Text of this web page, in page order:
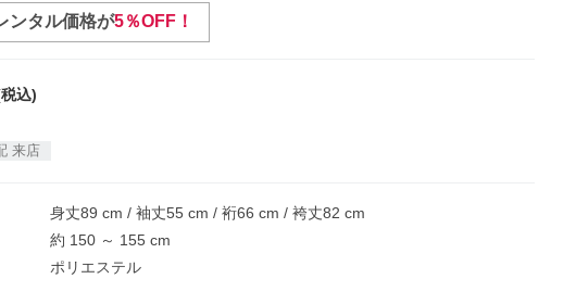
ンタル価格が5％OFF！
込)
来店
身丈89 cm / 袖丈55 cm / 裄66 cm / 袴丈82 cm
約 150 ～ 155 cm
ポリエステル